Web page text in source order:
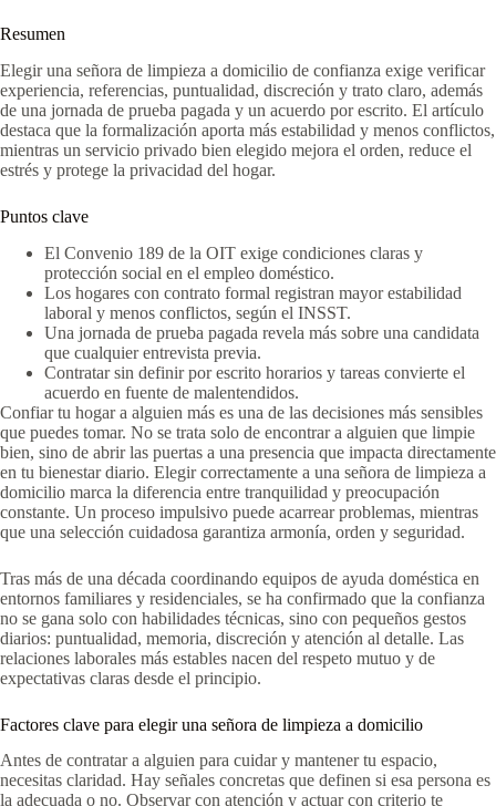
Resumen
Elegir una señora de limpieza a domicilio de confianza exige verificar
experiencia, referencias, puntualidad, discreción y trato claro, además
de una jornada de prueba pagada y un acuerdo por escrito. El artículo
destaca que la formalización aporta más estabilidad y menos conflictos,
mientras un servicio privado bien elegido mejora el orden, reduce el
estrés y protege la privacidad del hogar.
Puntos clave
El Convenio 189 de la OIT exige condiciones claras y
protección social en el empleo doméstico.
Los hogares con contrato formal registran mayor estabilidad
laboral y menos conflictos, según el INSST.
Una jornada de prueba pagada revela más sobre una candidata
que cualquier entrevista previa.
Contratar sin definir por escrito horarios y tareas convierte el
acuerdo en fuente de malentendidos.
Confiar tu hogar a alguien más es una de las decisiones más sensibles
que puedes tomar. No se trata solo de encontrar a alguien que limpie
bien, sino de abrir las puertas a una presencia que impacta directamente
en tu bienestar diario. Elegir correctamente a una señora de limpieza a
domicilio marca la diferencia entre tranquilidad y preocupación
constante. Un proceso impulsivo puede acarrear problemas, mientras
que una selección cuidadosa garantiza armonía, orden y seguridad.
Tras más de una década coordinando equipos de ayuda doméstica en
entornos familiares y residenciales, se ha confirmado que la confianza
no se gana solo con habilidades técnicas, sino con pequeños gestos
diarios: puntualidad, memoria, discreción y atención al detalle. Las
relaciones laborales más estables nacen del respeto mutuo y de
expectativas claras desde el principio.
Factores clave para elegir una señora de limpieza a domicilio
Antes de contratar a alguien para cuidar y mantener tu espacio,
necesitas claridad. Hay señales concretas que definen si esa persona es
la adecuada o no. Observar con atención y actuar con criterio te